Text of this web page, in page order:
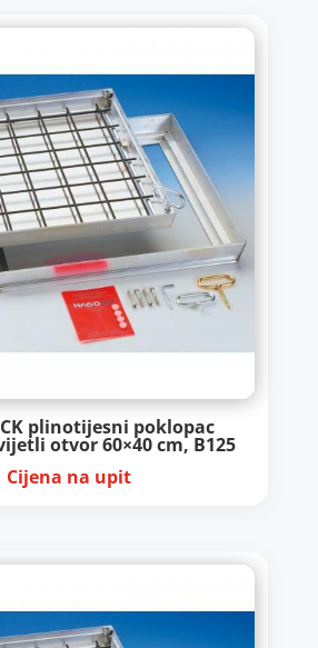
plinotijesni poklopac
otvor 60×40 cm, B125
Cijena na upit